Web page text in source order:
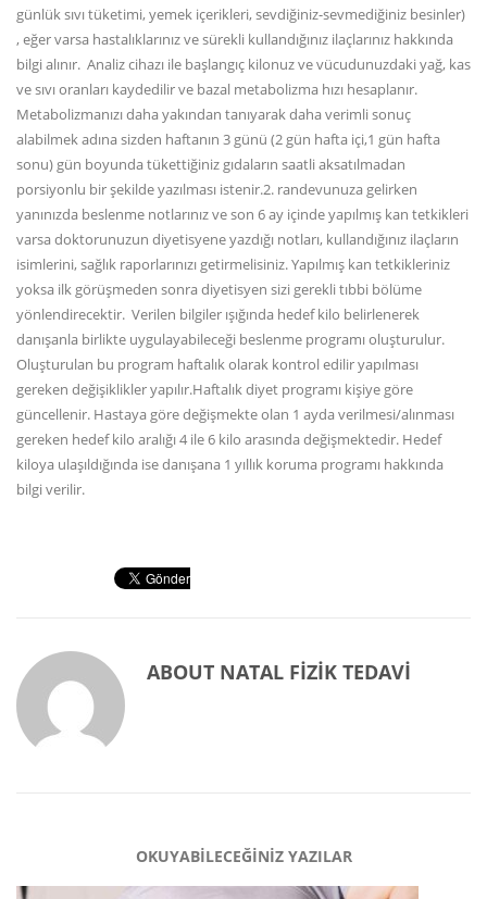
günlük sıvı tüketimi, yemek içerikleri, sevdiğiniz-sevmediğiniz besinler)
, eğer varsa hastalıklarınız ve sürekli kullandığınız ilaçlarınız hakkında
bilgi alınır. Analiz cihazı ile başlangıç kilonuz ve vücudunuzdaki yağ, kas
ve sıvı oranları kaydedilir ve bazal metabolizma hızı hesaplanır.
Metabolizmanızı daha yakından tanıyarak daha verimli sonuç
alabilmek adına sizden haftanın 3 günü (2 gün hafta içi,1 gün hafta
sonu) gün boyunda tükettiğiniz gıdaların saatli aksatılmadan
porsiyonlu bir şekilde yazılması istenir.2. randevunuza gelirken
yanınızda beslenme notlarınız ve son 6 ay içinde yapılmış kan tetkikleri
varsa doktorunuzun diyetisyene yazdığı notları, kullandığınız ilaçların
isimlerini, sağlık raporlarınızı getirmelisiniz. Yapılmış kan tetkikleriniz
yoksa ilk görüşmeden sonra diyetisyen sizi gerekli tıbbi bölüme
yönlendirecektir. Verilen bilgiler ışığında hedef kilo belirlenerek
danışanla birlikte uygulayabileceği beslenme programı oluşturulur.
Oluşturulan bu program haftalık olarak kontrol edilir yapılması
gereken değişiklikler yapılır.Haftalık diyet programı kişiye göre
güncellenir. Hastaya göre değişmekte olan 1 ayda verilmesi/alınması
gereken hedef kilo aralığı 4 ile 6 kilo arasında değişmektedir. Hedef
kiloya ulaşıldığında ise danışana 1 yıllık koruma programı hakkında
bilgi verilir.
ABOUT NATAL FIZIK TEDAVI
OKUYABILECEĞINIZ YAZILAR